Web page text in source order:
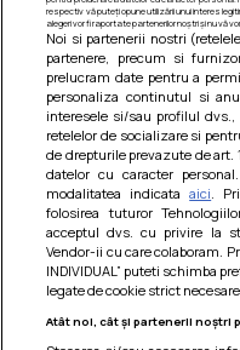
Barcute din
Un deliciu usor de
respectiv vă puteți opune utilizării unui interes
alegeri vor fi raportate partenerilor noștri și nu vă
Noi si partenerii nostri
partenere, precum si
prelucram date pentru a
personaliza continutul si
interesele si/sau profilul
retelelor de socializare si
de drepturile prevazute de art.
datelor cu caracter
modalitatea indicataaici .
folosirea tuturor
acceptul dvs. cu privire la
Vendor-ii cu care colaboram.
INDIVIDUAL” puteti schimba
legate de cookie strict
Atât noi, cât și partenerii noștri